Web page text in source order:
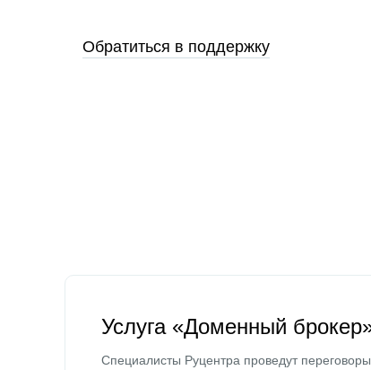
Обратиться в поддержку
Услуга «Доменный
Специалисты Руцентра проведут